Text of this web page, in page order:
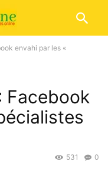
envahi par les «
Facebook
0
531